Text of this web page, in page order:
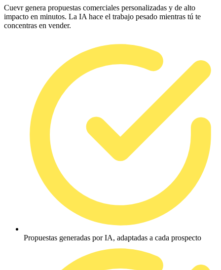
Cuevr genera propuestas comerciales personalizadas y de alto
impacto en minutos. La IA hace el trabajo pesado mientras tú te
concentras en vender.
Propuestas generadas por IA, adaptadas a cada prospecto